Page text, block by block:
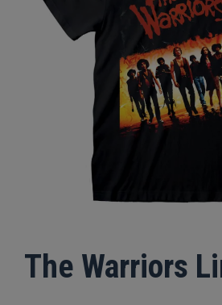
The Warriors